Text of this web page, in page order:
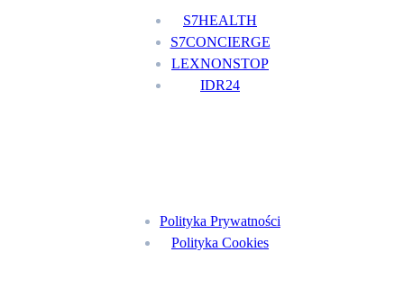
S7HEALTH
S7CONCIERGE
LEXNONSTOP
IDR24
Polityka Prywatności
Polityka Cookies